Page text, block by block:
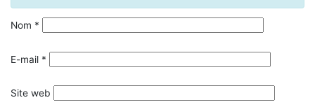
Nom *
E-mail *
Site web